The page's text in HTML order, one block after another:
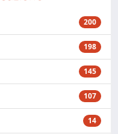
200
198
145
107
14